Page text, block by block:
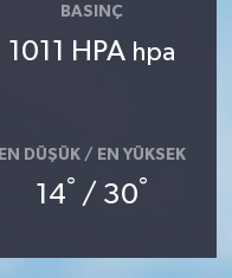
BASINÇ
1011 HPA hpa
EN DÜŞÜK / EN YÜKSEK
14° / 30°